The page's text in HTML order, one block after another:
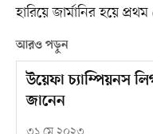
হারিয়ে জার্মানির হয়ে
আরও পড়ুন
উয়েফা চ্যাম্পিয়নস
জানেন